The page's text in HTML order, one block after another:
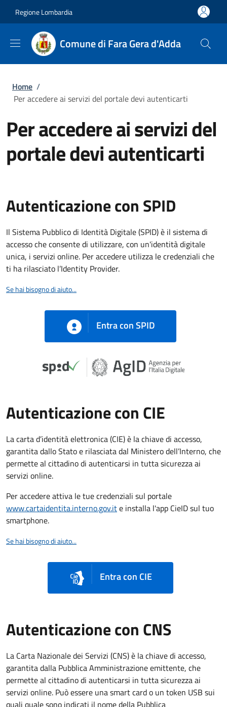
Regione Lombardia
Comune di Fara Gera d'Adda
Briciole di pane
Home /
Per accedere ai servizi del portale devi autenticarti
Per accedere ai servizi del
portale devi autenticarti
Autenticazione con SPID
Il Sistema Pubblico di Identità Digitale (SPID) è il sistema di
accesso che consente di utilizzare, con un'identità digitale
unica, i servizi online. Per accedere utilizza le credenziali che
ti ha rilasciato l’Identity Provider.
Se hai bisogno di aiuto...
Entra con SPID
Autenticazione con CIE
La carta d’identità elettronica (CIE) è la chiave di accesso,
garantita dallo Stato e rilasciata dal Ministero dell’Interno, che
permette al cittadino di autenticarsi in tutta sicurezza ai
servizi online.
Per accedere attiva le tue credenziali sul portale
www.cartaidentita.interno.gov.ite installa l'app CieID sul tuo
smartphone.
Se hai bisogno di aiuto...
Entra con CIE
Autenticazione con CNS
La Carta Nazionale dei Servizi (CNS) è la chiave di accesso,
garantita dalla Pubblica Amministrazione emittente, che
permette al cittadino di autenticarsi in tutta sicurezza ai
servizi online. Può essere una smart card o un token USB sui
quali quale sono indicati il nome della Pubblica